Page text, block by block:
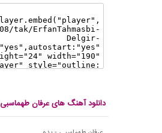
دانلود آهنگ های عرفان طهماسبی